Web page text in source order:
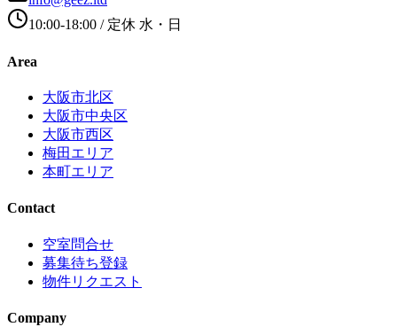
10:00-18:00 / 定休 水・日
Area
大阪市北区
大阪市中央区
大阪市西区
梅田エリア
本町エリア
Contact
空室問合せ
募集待ち登録
物件リクエスト
Company